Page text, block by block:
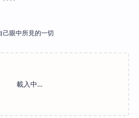
己眼中所見的一切